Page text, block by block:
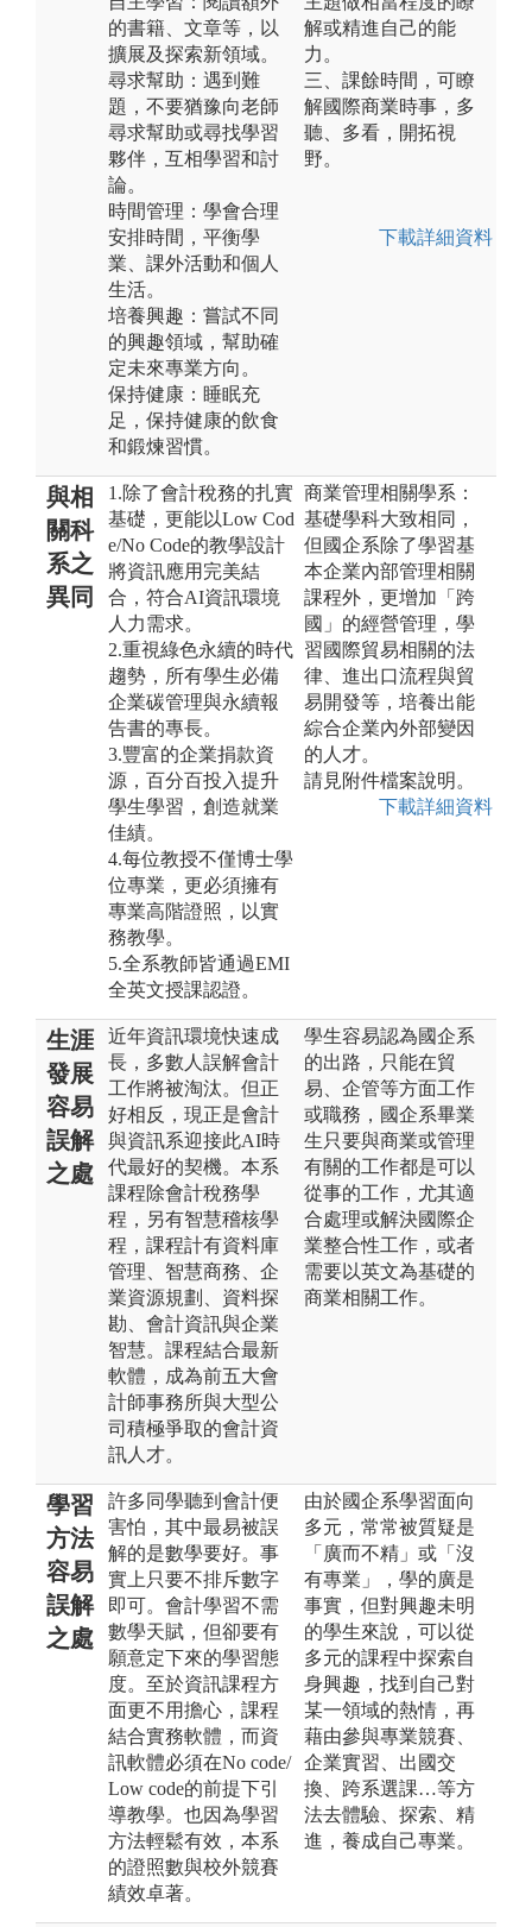
的書籍、文章等，以
擴展及探索新領域。
尋求幫助：遇到難
題，不要猶豫向老師
尋求幫助或尋找學習
夥伴，互相學習和討
論。
時間管理：學會合理
安排時間，平衡學
業、課外活動和個人
生活。
培養興趣：嘗試不同
的興趣領域，幫助確
定未來專業方向。
保持健康：睡眠充
足，保持健康的飲食
和鍛煉習慣。
解或精進自己的能
力。
三、課餘時間，可瞭
解國際商業時事，多
聽、多看，開拓視
野。
下載詳細資料
與相
關科
系之
異同
1.除了會計稅務的扎實
基礎，更能以Low Cod
e/No Code的教學設計
將資訊應用完美結
合，符合AI資訊環境
人力需求。
2.重視綠色永續的時代
趨勢，所有學生必備
企業碳管理與永續報
告書的專長。
3.豐富的企業捐款資
源，百分百投入提升
學生學習，創造就業
佳績。
4.每位教授不僅博士學
位專業，更必須擁有
專業高階證照，以實
務教學。
5.全系教師皆通過EMI
全英文授課認證。
商業管理相關學系：
基礎學科大致相同，
但國企系除了學習基
本企業內部管理相關
課程外，更增加「跨
國」的經營管理，學
習國際貿易相關的法
律、進出口流程與貿
易開發等，培養出能
綜合企業內外部變因
的人才。
請見附件檔案說明。
下載詳細資料
生涯
發展
容易
誤解
之處
近年資訊環境快速成
長，多數人誤解會計
工作將被淘汰。但正
好相反，現正是會計
與資訊系迎接此AI時
代最好的契機。本系
課程除會計稅務學
程，另有智慧稽核學
程，課程計有資料庫
管理、智慧商務、企
業資源規劃、資料探
勘、會計資訊與企業
智慧。課程結合最新
軟體，成為前五大會
計師事務所與大型公
司積極爭取的會計資
訊人才。
學生容易認為國企系
的出路，只能在貿
易、企管等方面工作
或職務，國企系畢業
生只要與商業或管理
有關的工作都是可以
從事的工作，尤其適
合處理或解決國際企
業整合性工作，或者
需要以英文為基礎的
商業相關工作。
學習
方法
容易
誤解
之處
許多同學聽到會計便
害怕，其中最易被誤
解的是數學要好。事
實上只要不排斥數字
即可。會計學習不需
數學天賦，但卻要有
願意定下來的學習態
度。至於資訊課程方
面更不用擔心，課程
結合實務軟體，而資
訊軟體必須在No code/
Low code的前提下引
導教學。也因為學習
方法輕鬆有效，本系
的證照數與校外競賽
績效卓著。
由於國企系學習面向
多元，常常被質疑是
「廣而不精」或「沒
有專業」，學的廣是
事實，但對興趣未明
的學生來說，可以從
多元的課程中探索自
身興趣，找到自己對
某一領域的熱情，再
藉由參與專業競賽、
企業實習、出國交
換、跨系選課…等方
法去體驗、探索、精
進，養成自己專業。